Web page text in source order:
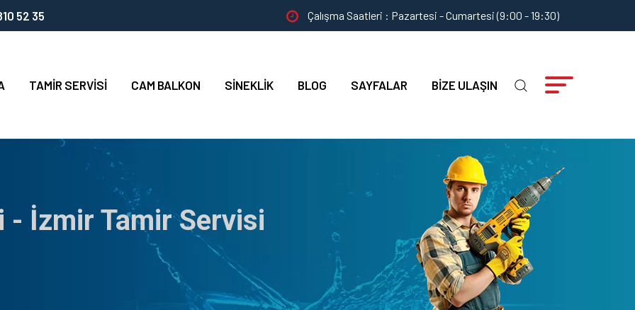
52 35 Çalışma Saatleri : Pazartesi - Cumartesi (9:00 - 19:30)
TAMIR SERVISI CAM BALKON SINEKLIK BLOG SAYFALAR BIZE ULAŞIN
- İzmir Tamir Servisi